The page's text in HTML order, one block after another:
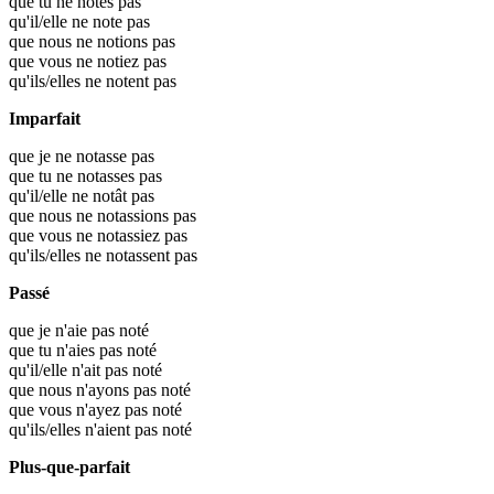
qu'il/elle ne note pas
que nous ne notions pas
que vous ne notiez pas
qu'ils/elles ne notent pas
Imparfait
que je ne notasse pas
que tu ne notasses pas
qu'il/elle ne notât pas
que nous ne notassions pas
que vous ne notassiez pas
qu'ils/elles ne notassent pas
Passé
que je n'aie pas noté
que tu n'aies pas noté
qu'il/elle n'ait pas noté
que nous n'ayons pas noté
que vous n'ayez pas noté
qu'ils/elles n'aient pas noté
Plus-que-parfait